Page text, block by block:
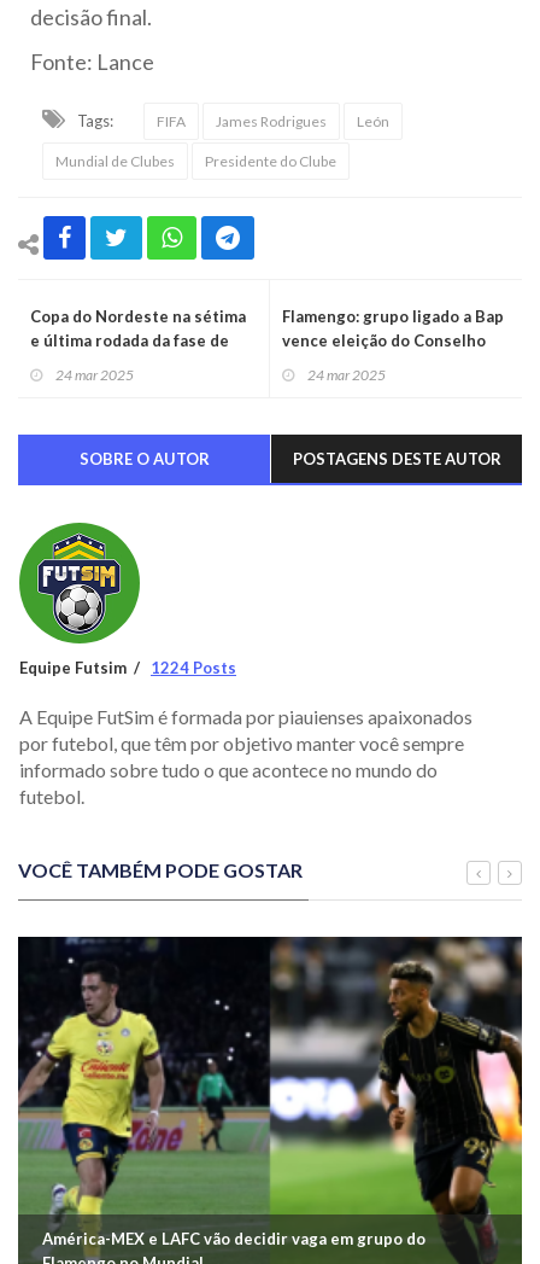
decisão final.
Fonte: Lance
Tags: FIFA James Rodrigues León
Mundial de Clubes Presidente do Clube
Copa do Nordeste na sétima
e última rodada da fase de
grupos
24 mar 2025
Flamengo: grupo ligado a Bap
vence eleição do Conselho
Fiscal
24 mar 2025
SOBRE O AUTOR POSTAGENS DESTE AUTOR
Equipe Futsim 1224 Posts
A Equipe FutSim é formada por piauienses apaixonados
por futebol, que têm por objetivo manter você sempre
informado sobre tudo o que acontece no mundo do
futebol.
VOCÊ TAMBÉM PODE GOSTAR
América-MEX e LAFC vão decidir vaga em grupo do